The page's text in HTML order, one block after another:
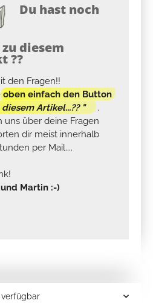
Du hast noch
diesem
??
den Fragen!!
oben einfach den Button
diesem Artikel...?? "
.
uns über deine Fragen
dir meist innerhalb
per Mail....
Martin :-)
verfügbar